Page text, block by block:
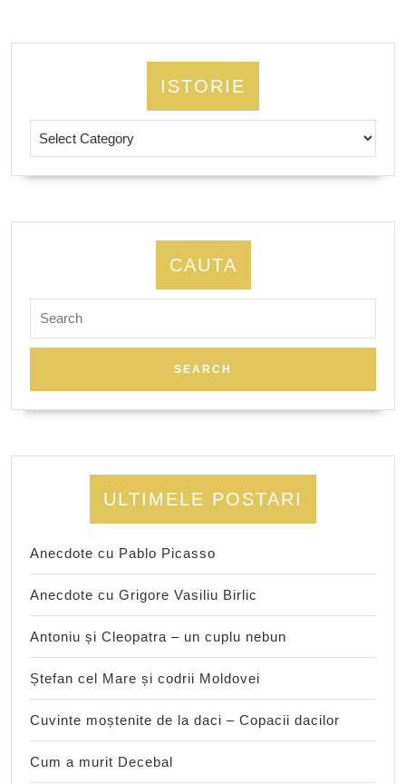
ISTORIE
CAUTA
for:
ULTIMELE POSTARI
Anecdote cu Pablo Picasso
Anecdote cu Grigore Vasiliu Birlic
Antoniu și Cleopatra – un cuplu nebun
Ștefan cel Mare și codrii Moldovei
Cuvinte moștenite de la daci – Copacii dacilor
Cum a murit Decebal